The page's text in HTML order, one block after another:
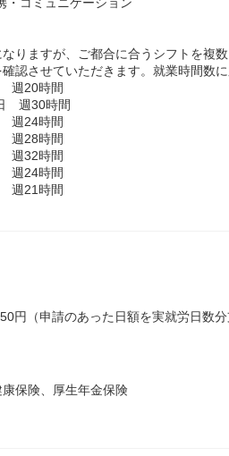
りますが、ご都合に合うシフトを複数
認させていただきます。就業時間数
週20時間
週30時間
週24時間
週28時間
週32時間
週24時間
週21時間
円（申請のあった日額を実就労日
保険、厚生年金保険